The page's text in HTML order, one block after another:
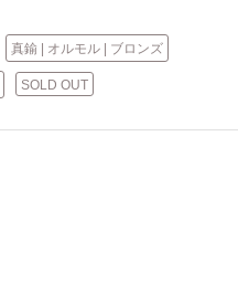
真鍮 | オルモル | ブロンズ
SOLD OUT